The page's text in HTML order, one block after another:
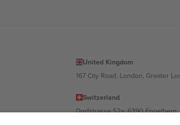
United Kingdom
167 City Road, London, Greater
Switzerland
Dorfstrasse 52a, 6390 Engelberg,